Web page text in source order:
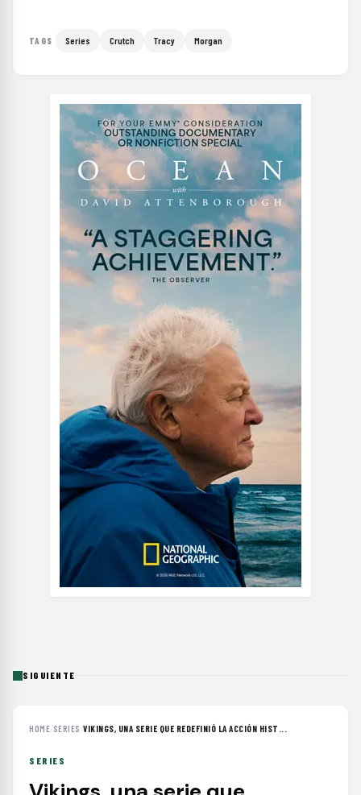
TAGS Series Crutch Tracy Morgan
SIGUIENTE
HOME› SERIES ›VIKINGS, UNA SERIE QUE REDEFINIÓ LA ACCIÓN HIST...
SERIES